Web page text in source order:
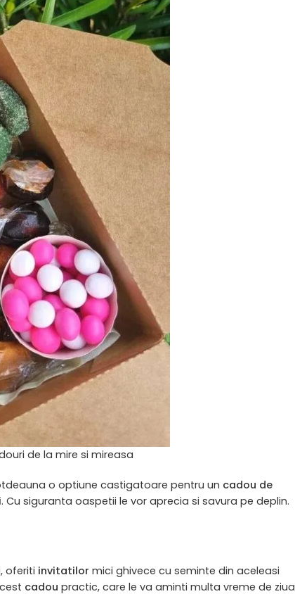
de la mire si mireasa
o optiune castigatoare pentru un cadou de
. Cu siguranta oaspetii le vor aprecia si savura pe deplin.
oferiti invitatilor mici ghivece cu seminte din aceleasi
cadou practic, care le va aminti multa vreme de ziua